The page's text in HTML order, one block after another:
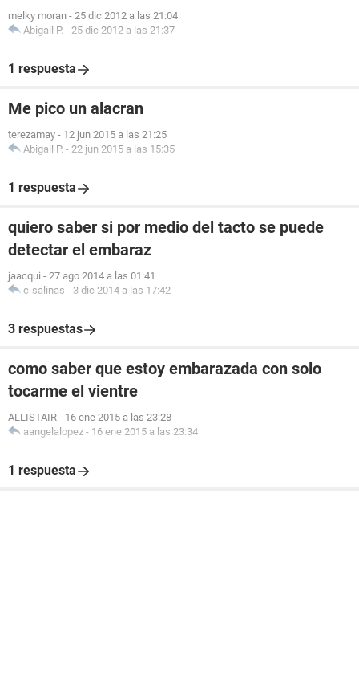
melky moran - 25 dic 2012 a las 21:04
Abigail P. - 25 dic 2012 a las 21:37
1 respuesta
Me pico un alacran
terezamay - 12 jun 2015 a las 21:25
Abigail P. - 22 jun 2015 a las 15:35
1 respuesta
quiero saber si por medio del tacto se puede
detectar el embaraz
jaacqui - 27 ago 2014 a las 01:41
c-salinas - 3 dic 2014 a las 17:42
3 respuestas
como saber que estoy embarazada con solo
tocarme el vientre
ALLISTAIR - 16 ene 2015 a las 23:28
aangelalopez - 16 ene 2015 a las 23:34
1 respuesta